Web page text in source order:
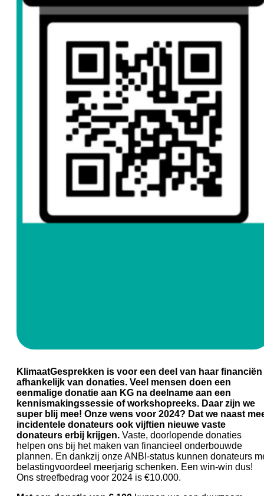
KlimaatGesprekken is voor een deel van haar financiën
afhankelijk van donaties. Veel mensen doen een
eenmalige donatie aan KG na deelname aan een
kennismakingssessie of workshopreeks. Daar zijn we
super blij mee! Onze wens voor 2024? Dat we naast
incidentele donateurs ook vijftien nieuwe vaste
donateurs erbij krijgen. Vaste, doorlopende donaties
helpen ons bij het maken van financieel onderbouwde
plannen. En dankzij onze ANBI-status kunnen donateurs
belastingvoordeel meerjarig schenken. Een win-win dus!
Ons streefbedrag voor 2024 is €10.000.